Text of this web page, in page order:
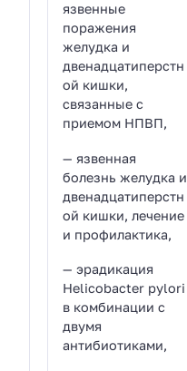
язвенные
поражения
желудка и
двенадцатиперстн
ой кишки,
связанные с
приемом НПВП,
— язвенная
болезнь желудка и
двенадцатиперстн
ой кишки, лечение
и профилактика,
— эрадикация
Helicobacter pylori
в комбинации с
двумя
антибиотиками,